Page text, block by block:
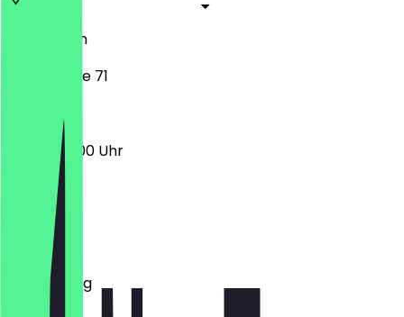
Köln
Roonstraße 71
17:00 - 02:00 Uhr
Montag
Dienstag
Mittwoch
Donnerstag
Freitag